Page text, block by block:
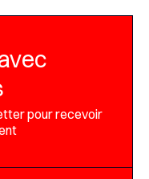
pour recevoir